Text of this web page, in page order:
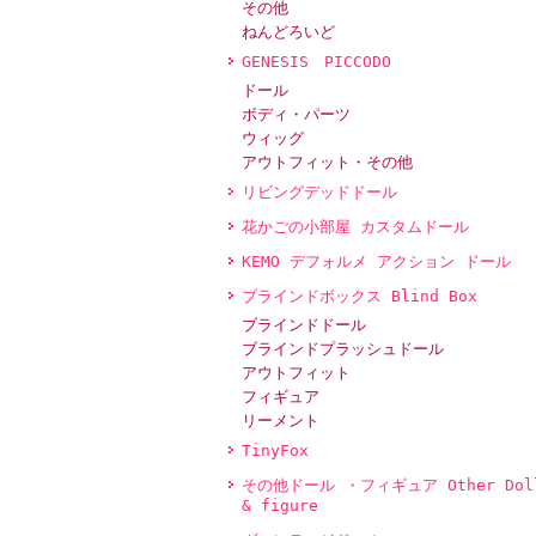
その他
ねんどろいど
GENESIS PICCODO
ドール
ボディ・パーツ
ウィッグ
アウトフィット・その他
リビングデッドドール
花かごの小部屋 カスタムドール
KEMO デフォルメ アクション ドール
ブラインドボックス Blind Box
ブラインドドール
ブラインドプラッシュドール
アウトフィット
フィギュア
リーメント
TinyFox
その他ドール ・フィギュア Other
& figure